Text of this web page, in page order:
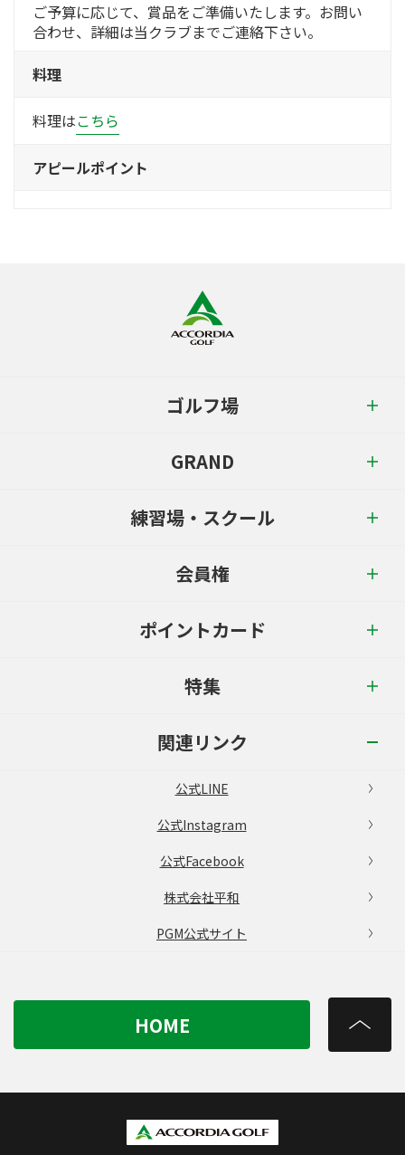
ご予算に応じて、賞品をご準備いたします。お問い
合わせ、詳細は当クラブまでご連絡下さい。
料理
料理はこちら
アピールポイント
ゴルフ場
GRAND
練習場・スクール
会員権
ポイントカード
特集
関連リンク
公式LINE
公式Instagram
公式Facebook
株式会社平和
PGM公式サイト
HOME